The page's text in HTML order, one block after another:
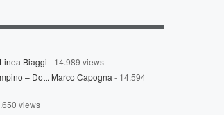
Biaggi - 14.989 views
– Dott. Marco Capogna - 14.594
views